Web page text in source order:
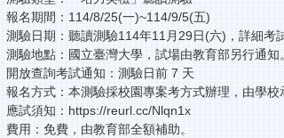
報名期間：114/8/25(一)~114/9/5(五)
測驗日期：聽讀測驗114年11月29日(六)，詳細考
測驗地點：國立臺灣大學，試場由教育部另行通知。
開放查詢考試通知：測驗日前 7 天
報名方式：本測驗採校園專案考方式辦理，由學校
應試須知：https://reurl.cc/Nlqn1x
費用：免費，由教育部全額補助。